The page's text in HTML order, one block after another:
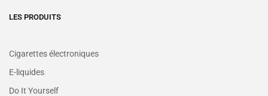
LES PRODUITS
Cigarettes électroniques
E-liquides
Do It Yourself